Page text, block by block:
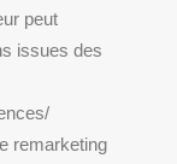
peut
issues des
remarketing